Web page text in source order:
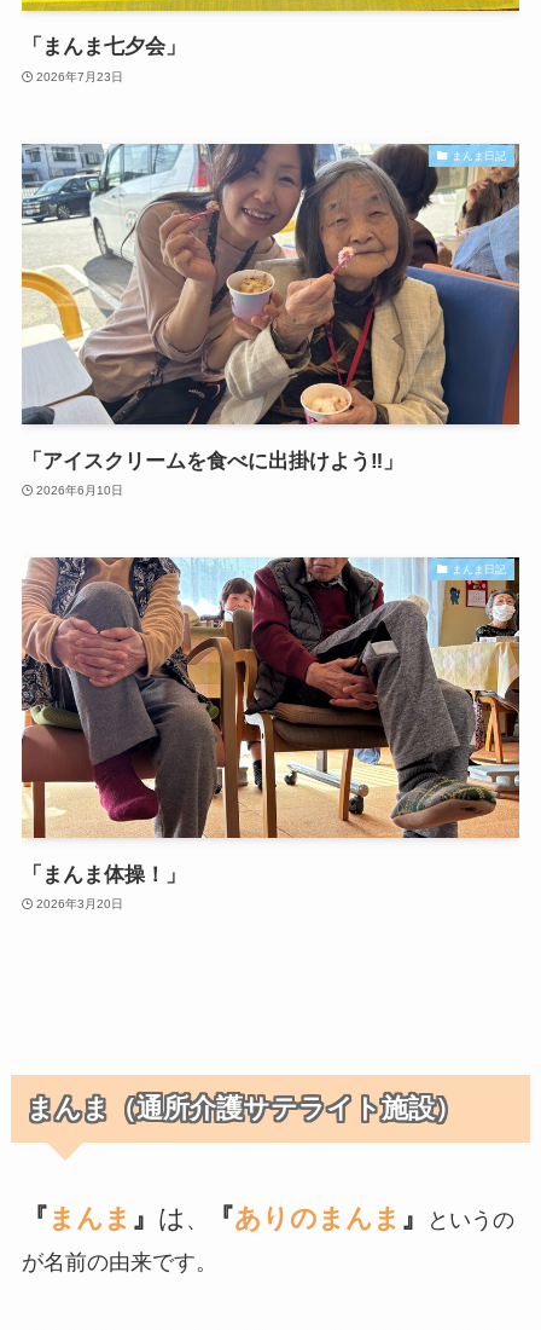
「まんま七夕会」
2026年7月23日
まんま日記
「アイスクリームを食べに出掛けよう‼」
2026年6月10日
まんま日記
「まんま体操！」
2026年3月20日
まんま（通所介護サテライト施設）
『 まんま 』 は 、 『ありのまんま 』
というの
が名前の由来です。